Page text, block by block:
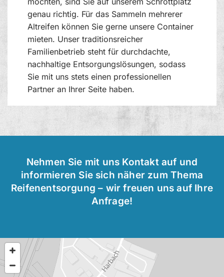
genau richtig. Für das Sammeln mehrerer
Altreifen können Sie gerne unsere Container
mieten. Unser traditionsreicher
Familienbetrieb steht für durchdachte,
nachhaltige Entsorgungslösungen, sodass
Sie mit uns stets einen professionellen
Partner an Ihrer Seite haben.
Nehmen Sie mit uns Kontakt auf und
informieren Sie sich näher zum Thema
Reifenentsorgung – wir freuen uns auf Ihre
Anfrage!